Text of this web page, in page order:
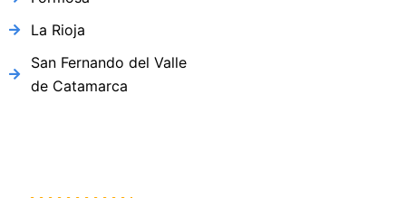
La Rioja
San Fernando del Valle
de Catamarca